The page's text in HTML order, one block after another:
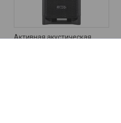
Активная акустическая